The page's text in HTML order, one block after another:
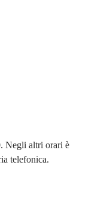
Negli altri orari è
telefonica.